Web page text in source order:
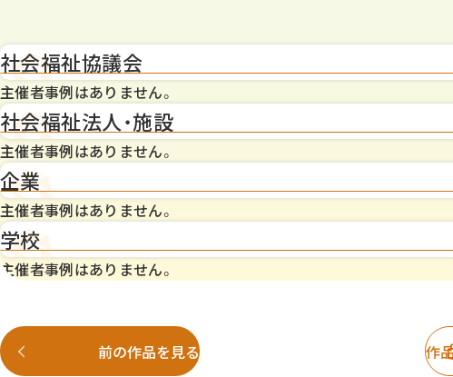
社会福祉協議会
主催者事例はありません。
社会福祉法人・施設
主催者事例はありません。
企業
主催者事例はありません。
学校
主催者事例はありません。
前の作品を見る 作